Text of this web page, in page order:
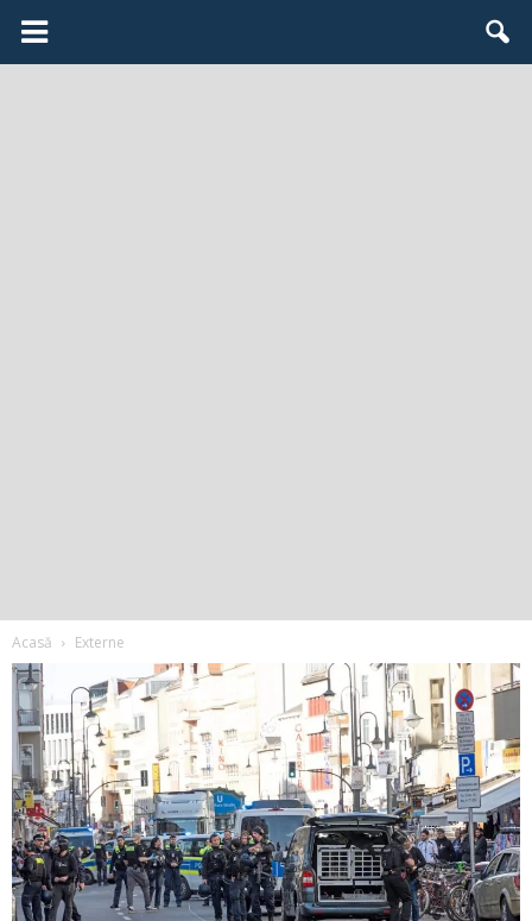
Acasă Externe